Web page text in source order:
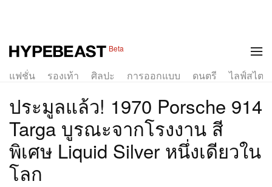
Beta
แฟชั่น รองเท้า ศิลปะ การออกแบบ ดนตรี ไลฟ์สไตล์
ประมูลแล้ว! 1970 Porsche 914
Targa บูรณะจากโรงงาน สี
พิเศษ Liquid Silver หนึ่งเดียวใน
โลก